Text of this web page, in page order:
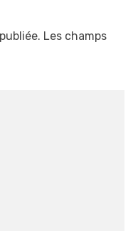
Les champs